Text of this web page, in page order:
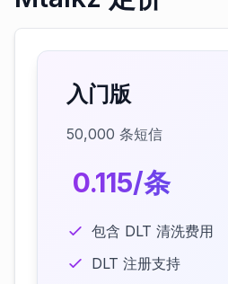
入门版
50,000 条短信
₹ 0.115/条
包含 DLT 清洗费用
DLT 注册支持